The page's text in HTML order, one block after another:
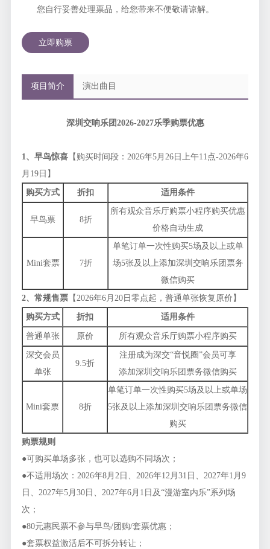
您自行妥善处理票品，给您带来不便敬请谅解。
立即购票
项目简介 演出曲目
深圳交响乐团2026-2027乐季购票优惠
1 、早鸟惊喜 【购买时间段：2026年5月26日上午11点-2026年6
月19日】
购买方式 折扣 适用条件
早鸟票 8折
所有观众音乐厅购票小程序购买优惠
价格自动生成
Mini套票 7折
单笔订单一次性购买5场及以上或单
场5张及以上添加深圳交响乐团票务
微信购买
2、常规售票 【2026年6月20日零点起，普通单张恢复原价】
购买方式 折扣 适用条件
普通单张 原价 所有观众音乐厅购票小程序购买
深交会员
单张
9.5折
注册成为深交“音悦圈”会员可享
添加深圳交响乐团票务微信购买
Mini套票 8折
单笔订单一次性购买5场及以上或单场
5张及以上添加深圳交响乐团票务微信
购买
购票规则
●可购买单场多张，也可以选购不同场次；
●不适用场次：2026年8月2日、2026年12月31日、2027年1月9
日、2027年5月30日、2027年6月1日及“漫游室内乐”系列场
次；
●80元惠民票不参与早鸟/团购/套票优惠；
●套票权益激活后不可拆分转让；